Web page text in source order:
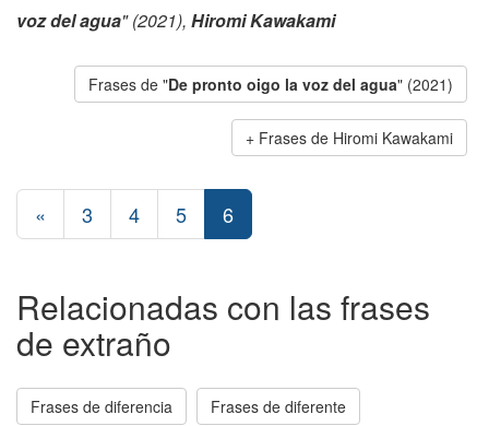
voz del agua" (2021), Hiromi Kawakami
Frases de "De pronto oigo la voz del agua" (2021)
Frases de Hiromi Kawakami
« 3 4 5 6
Relacionadas con las frases
de extraño
Frases de diferencia Frases de diferente